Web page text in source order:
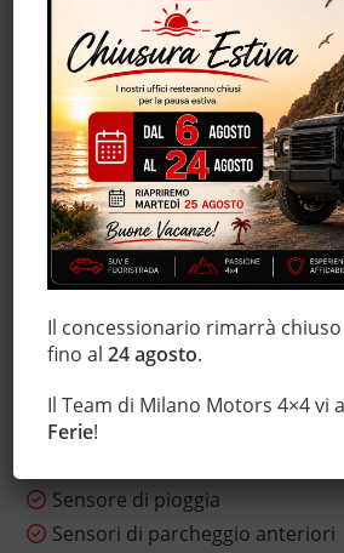
Hill holder
Immobilizzatore elettronico
Interni in pelle
Isofix
Lettore CD
Leve al volante
Luci diurne
Marmitta catalitica
Monitoraggio pressione
MP3
Park Distance Control
Regolazione elettrica sedili
Sedile posteriore sdoppiato
Sensore di pioggia
Sensori di parcheggio anteriori
Il concessionario rimarrà
fino al24 agosto.
Il Team di Milano Motors 4×4 vi
Ferie!